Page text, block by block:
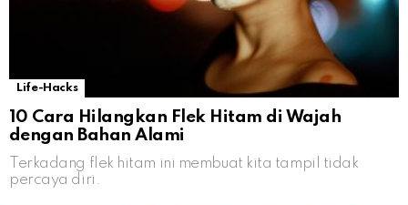
Life-Hacks
10 Cara Hilangkan Flek Hitam di Wajah
dengan Bahan Alami
Terkadang flek hitam ini membuat kita tampil tidak
percaya diri.